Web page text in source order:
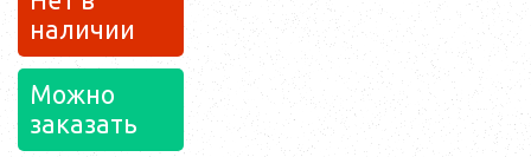
наличии
Можно
заказать